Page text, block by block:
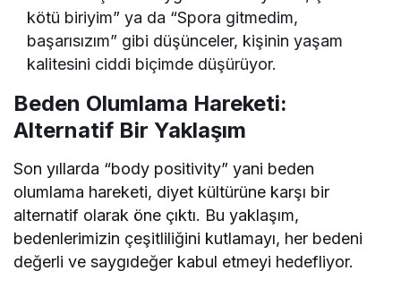
kötü biriyim” ya da “Spora gitmedim,
başarısızım” gibi düşünceler, kişinin yaşam
kalitesini ciddi biçimde düşürüyor.
Beden Olumlama Hareketi:
Alternatif Bir Yaklaşım
Son yıllarda “body positivity” yani beden
olumlama hareketi, diyet kültürüne karşı bir
alternatif olarak öne çıktı. Bu yaklaşım,
bedenlerimizin çeşitliliğini kutlamayı, her bedeni
değerli ve saygıdeğer kabul etmeyi hedefliyor.